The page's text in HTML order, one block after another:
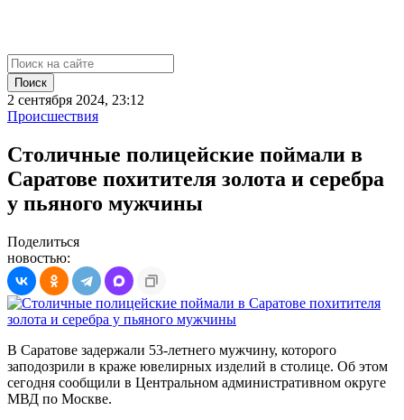
Поиск
2 сентября 2024, 23:12
Происшествия
Столичные полицейские поймали в
Саратове похитителя золота и серебра
у пьяного мужчины
Поделиться
новостью:
В Саратове задержали 53-летнего мужчину, которого
заподозрили в краже ювелирных изделий в столице. Об этом
сегодня сообщили в Центральном административном округе
МВД по Москве.